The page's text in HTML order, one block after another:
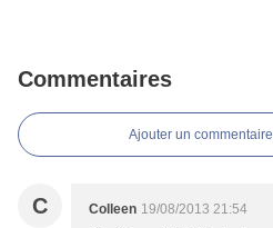
Commentaires
Ajouter un commentaire
C Colleen 19/08/2013 21:54